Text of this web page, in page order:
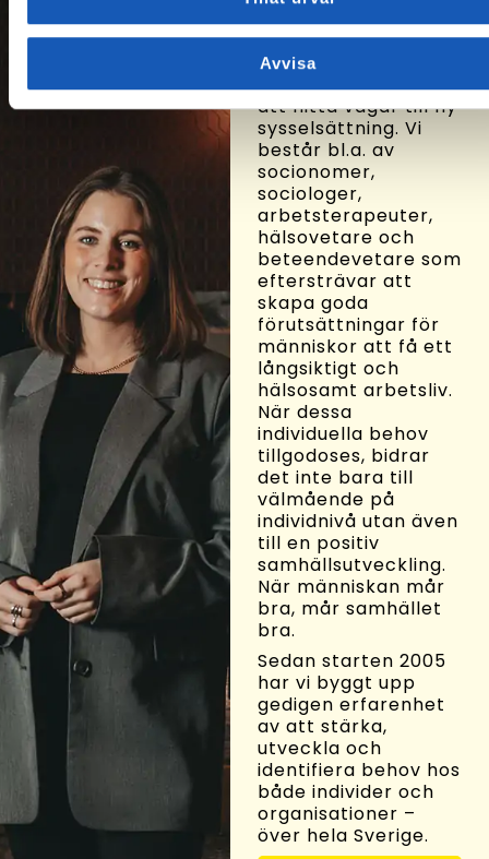
Avvisa
Om oss
På Arbetslivsresurs
hjälper vi människor
att hitta vägar till ny
sysselsättning. Vi
består bl.a. av
socionomer,
sociologer,
arbetsterapeuter,
hälsovetare och
beteendevetare som
eftersträvar att
skapa goda
förutsättningar för
människor att få ett
långsiktigt och
hälsosamt arbetsliv.
När dessa
individuella behov
tillgodoses, bidrar
det inte bara till
välmående på
individnivå utan även
till en positiv
samhällsutveckling.
När människan mår
bra, mår samhället
bra.
Sedan starten 2005
har vi byggt upp
gedigen erfarenhet
av att stärka,
utveckla och
identifiera behov hos
både individer och
organisationer –
över hela Sverige.